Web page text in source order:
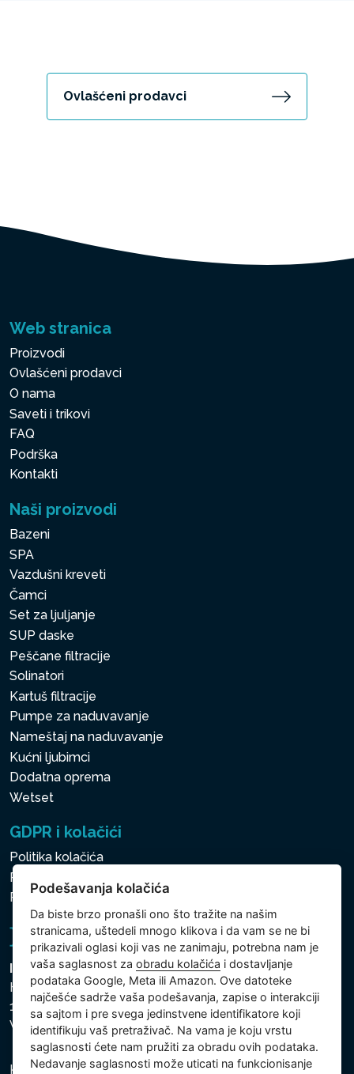
Ovlašćeni prodavci
Web stranica
Proizvodi
Ovlašćeni prodavci
O nama
Saveti i trikovi
FAQ
Podrška
Kontakti
Naši proizvodi
Bazeni
SPA
Vazdušni kreveti
Čamci
Set za ljuljanje
SUP daske
Peščane filtracije
Solinatori
Kartuš filtracije
Pumpe za naduvavanje
Nameštaj na naduvavanje
Kućni ljubimci
Dodatna oprema
Wetset
GDPR i kolačići
Politika kolačića
Politika zaštite ličnih i drugih obrađivanih podataka
Politika kolačića
Intex Trading, s.r.o.
Hradecká 2526/3
130 00 Praha 3
Vinohrady - Česká republika
Kompanija je registrovana u Opštinskom sudu u Pragu,
Podešavanja kolačića
Da biste brzo pronašli ono što tražite na našim
stranicama, uštedeli mnogo klikova i da vam se ne bi
prikazivali oglasi koji vas ne zanimaju, potrebna nam je
vaša saglasnost zaobradu kolačića i dostavljanje
podataka Google, Meta ili Amazon. Ove datoteke
najčešće sadrže vaša podešavanja, zapise o interakciji
sa sajtom i pre svega jedinstvene identifikatore koji
identifikuju vaš pretraživač. Na vama je koju vrstu
saglasnosti ćete nam pružiti za obradu ovih podataka.
Nedavanje saglasnosti može uticati na funkcionisanje